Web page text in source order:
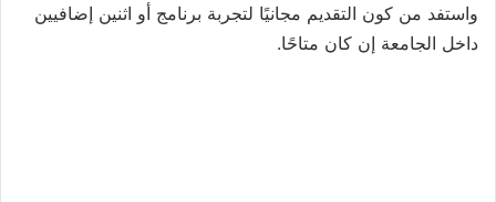
واستفد من كون التقديم مجانيًا لتجربة برنامج أو اثنين إضافيين
داخل الجامعة إن كان متاحًا.